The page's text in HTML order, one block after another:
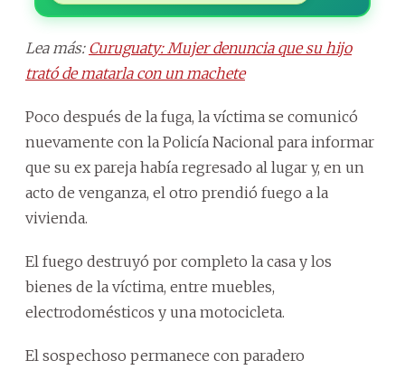
Lea más: Curuguaty: Mujer denuncia que su hijo
trató de matarla con un machete
Poco después de la fuga, la víctima se comunicó
nuevamente con la Policía Nacional para informar
que su ex pareja había regresado al lugar y, en un
acto de venganza, el otro prendió fuego a la
vivienda.
El fuego destruyó por completo la casa y los
bienes de la víctima, entre muebles,
electrodomésticos y una motocicleta.
El sospechoso permanece con paradero